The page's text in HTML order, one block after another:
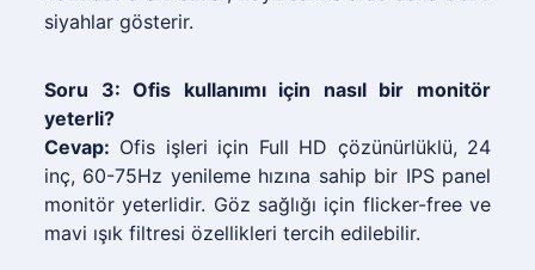
siyahlar gösterir.
Soru 3: Ofis kullanımı için nasıl bir monitör
yeterli?
Cevap: Ofis işleri için Full HD çözünürlüklü, 24
inç, 60-75Hz yenileme hızına sahip bir IPS panel
monitör yeterlidir. Göz sağlığı için flicker-free ve
mavi ışık filtresi özellikleri tercih edilebilir.